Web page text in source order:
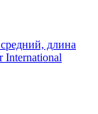
длина
International